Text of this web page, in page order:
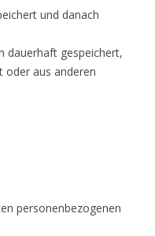
und danach
dauerhaft gespeichert,
oder aus anderen
personenbezogenen